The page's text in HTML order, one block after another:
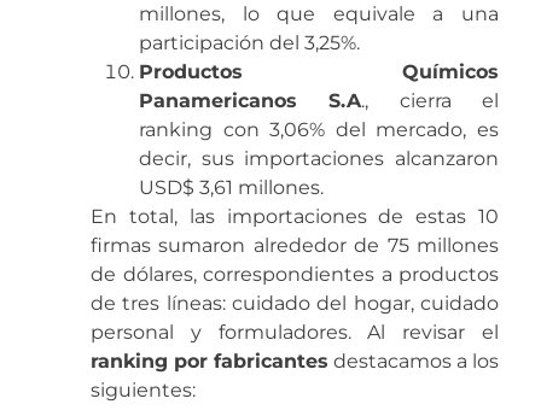
millones, lo que equivale a una
participación del 3,25%.
Productos Químicos
Panamericanos S.A., cierra el
ranking con 3,06% del mercado, es
decir, sus importaciones alcanzaron
USD$ 3,61 millones.
En total, las importaciones de estas 10
firmas sumaron alrededor de 75 millones
de dólares, correspondientes a productos
de tres líneas: cuidado del hogar, cuidado
personal y formuladores. Al revisar el
ranking por fabricantes destacamos a los
siguientes: